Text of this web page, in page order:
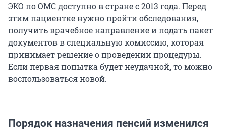
ЭКО по ОМС доступно в стране с 2013 года. Перед
этим пациентке нужно пройти обследования,
получить врачебное направление и подать пакет
документов в специальную комиссию, которая
принимает решение о проведении процедуры.
Если первая попытка будет неудачной, то можно
воспользоваться новой.
Порядок назначения пенсий изменился